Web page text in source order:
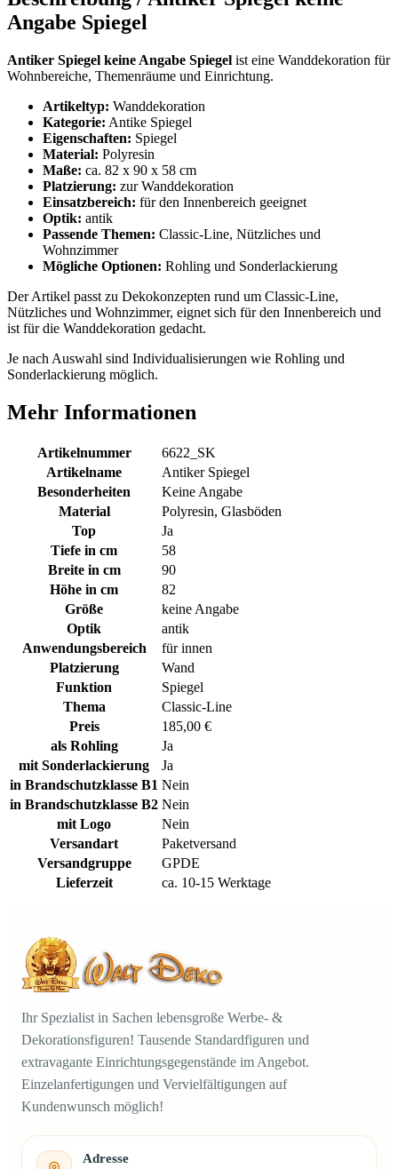
Angabe Spiegel
Antiker Spiegel keine Angabe Spiegel ist eine Wanddekoration für
Wohnbereiche, Themenräume und Einrichtung.
Artikeltyp: Wanddekoration
Kategorie: Antike Spiegel
Eigenschaften: Spiegel
Material: Polyresin
Maße: ca. 82 x 90 x 58 cm
Platzierung: zur Wanddekoration
Einsatzbereich: für den Innenbereich geeignet
Optik: antik
Passende Themen: Classic-Line, Nützliches und
Wohnzimmer
Mögliche Optionen: Rohling und Sonderlackierung
Der Artikel passt zu Dekokonzepten rund um Classic-Line,
Nützliches und Wohnzimmer, eignet sich für den Innenbereich und
ist für die Wanddekoration gedacht.
Je nach Auswahl sind Individualisierungen wie Rohling und
Sonderlackierung möglich.
Mehr Informationen
Artikelnummer
6622_SK
Artikelname
Antiker Spiegel
Besonderheiten
Keine Angabe
Material
Polyresin, Glasböden
Top
Ja
Tiefe in cm
58
Breite in cm
90
Höhe in cm
82
Größe
keine Angabe
Optik
antik
Anwendungsbereich
für innen
Platzierung
Wand
Funktion
Spiegel
Thema
Classic-Line
Preis
185,00 €
als Rohling
Ja
mit Sonderlackierung
Ja
in Brandschutzklasse B1 Nein
in Brandschutzklasse B2 Nein
mit Logo
Nein
Versandart
Paketversand
Versandgruppe
GPDE
Lieferzeit
ca. 10-15 Werktage
Ihr Spezialist in Sachen lebensgroße Werbe- &
Dekorationsfiguren! Tausende Standardfiguren und
extravagante Einrichtungsgegenstände im Angebot.
Einzelanfertigungen und Vervielfältigungen auf
Kundenwunsch möglich!
Adresse